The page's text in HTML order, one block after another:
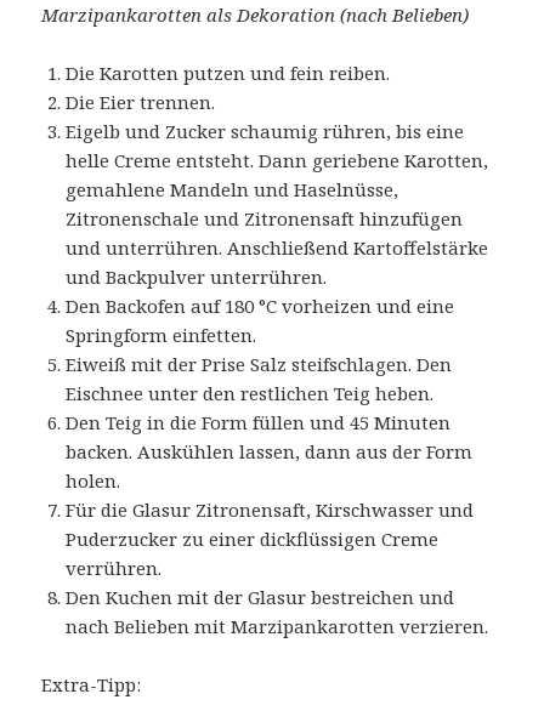
Marzipankarotten als Dekoration (nach Belieben)
Die Karotten putzen und fein reiben.
Die Eier trennen.
Eigelb und Zucker schaumig rühren, bis eine
helle Creme entsteht. Dann geriebene Karotten,
gemahlene Mandeln und Haselnüsse,
Zitronenschale und Zitronensaft hinzufügen
und unterrühren. Anschließend Kartoffelstärke
und Backpulver unterrühren.
Den Backofen auf 180 °C vorheizen und eine
Springform einfetten.
Eiweiß mit der Prise Salz steifschlagen. Den
Eischnee unter den restlichen Teig heben.
Den Teig in die Form füllen und 45 Minuten
backen. Auskühlen lassen, dann aus der Form
holen.
Für die Glasur Zitronensaft, Kirschwasser und
Puderzucker zu einer dickflüssigen Creme
verrühren.
Den Kuchen mit der Glasur bestreichen und
nach Belieben mit Marzipankarotten verzieren.
Extra-Tipp: